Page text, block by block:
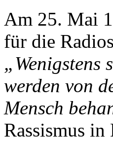
Am 25. Mai
für die
werden von
Mensch
Rassismus in